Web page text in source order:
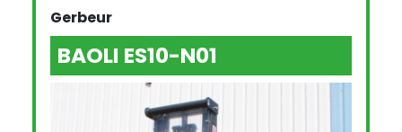
Gerbeur
BAOLI ES10-N01